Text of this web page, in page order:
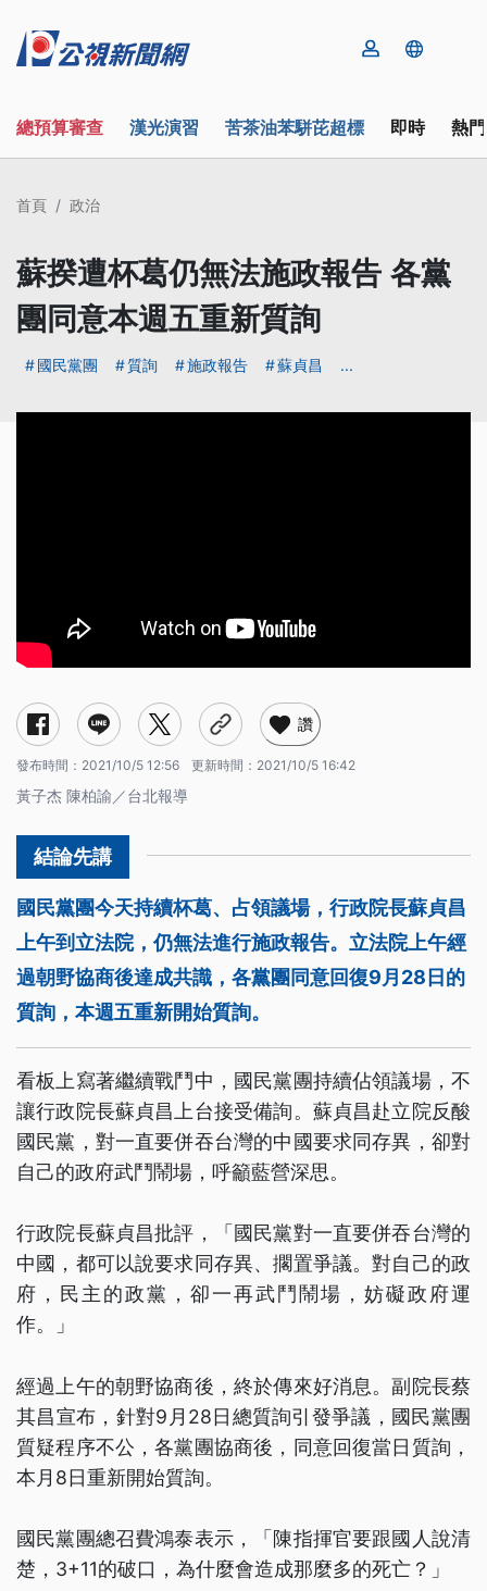
總預算審查 漢光演習 苦茶油苯駢芘超標 即時 熱
首頁 政治
蘇揆遭杯葛仍無法施政報告 各黨
團同意本週五重新質詢
國民黨團 質詢 施政報告 蘇貞昌 ...
讚
發布時間： 2021/10/5 12:56 更新時間： 2021/10/5 16:42
黃子杰 陳柏諭／台北報導
國民黨團今天持續杯葛、占領議場，行政院長蘇貞昌
上午到立法院，仍無法進行施政報告。立法院上午經
過朝野協商後達成共識，各黨團同意回復9月28日的
質詢，本週五重新開始質詢。
看板上寫著繼續戰鬥中，國民黨團持續佔領議場，不
讓行政院長蘇貞昌上台接受備詢。蘇貞昌赴立院反酸
國民黨，對一直要併吞台灣的中國要求同存異，卻對
自己的政府武鬥鬧場，呼籲藍營深思。
行政院長蘇貞昌批評，「國民黨對一直要併吞台灣的
中國，都可以說要求同存異、擱置爭議。對自己的政
府，民主的政黨，卻一再武鬥鬧場，妨礙政府運
作。」
經過上午的朝野協商後，終於傳來好消息。副院長蔡
其昌宣布，針對9月28日總質詢引發爭議，國民黨團
質疑程序不公，各黨團協商後，同意回復當日質詢，
本月8日重新開始質詢。
國民黨團總召費鴻泰表示，「陳指揮官要跟國人說清
楚，3+11的破口，為什麼會造成那麼多的死亡？」